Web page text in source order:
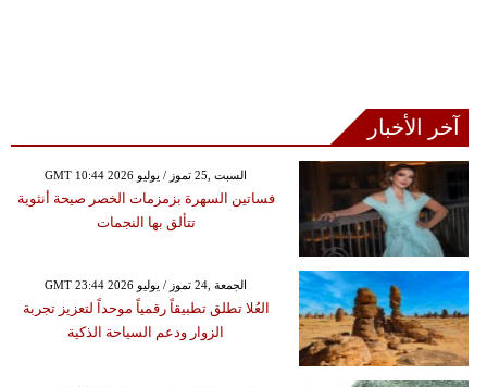
آخر الأخبار
GMT 10:44 2026 السبت ,25 تموز / يوليو
فساتين السهرة بزمزمات الخصر صيحة أنثوية
تتألق بها النجمات
GMT 23:44 2026 الجمعة ,24 تموز / يوليو
العُلا تطلق تطبيقاً رقمياً موحداً لتعزيز تجربة
الزوار ودعم السياحة الذكية